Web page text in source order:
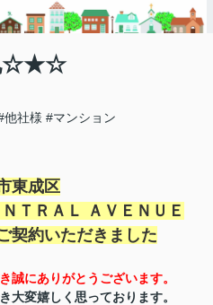
☆★☆
他社様 #マンション
東成区
ＴＲＡＬ ＡＶＥＮＵＥ
契約いただきました
誠にありがとうございます。
大変嬉しく思っております。